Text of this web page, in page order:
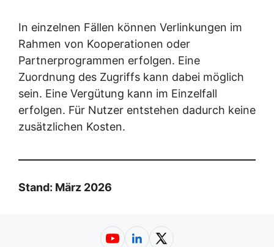
In einzelnen Fällen können Verlinkungen im
Rahmen von Kooperationen oder
Partnerprogrammen erfolgen. Eine
Zuordnung des Zugriffs kann dabei möglich
sein. Eine Vergütung kann im Einzelfall
erfolgen. Für Nutzer entstehen dadurch keine
zusätzlichen Kosten.
Stand: März 2026